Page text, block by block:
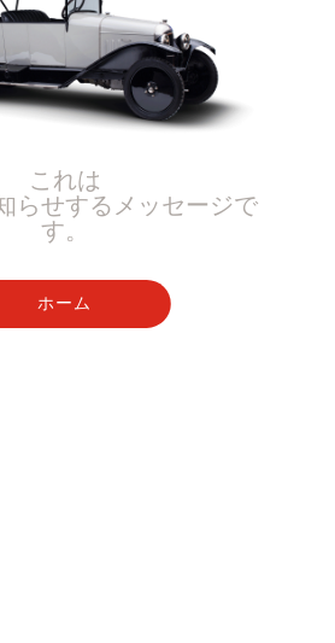
これは
らせするメッセージで
す。
ホーム